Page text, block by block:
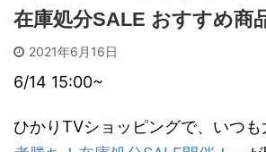
在庫処分SALE おすすめ商
2021年6月16日
6/14 15:00~
ひかりTVショッピングで、いつも